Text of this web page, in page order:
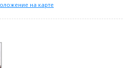
на карте